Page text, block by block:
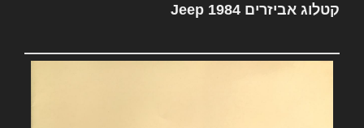
קטלוג אביזרים Jeep 1984